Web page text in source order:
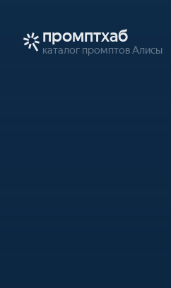
промптхаб
каталог промптов Алисы